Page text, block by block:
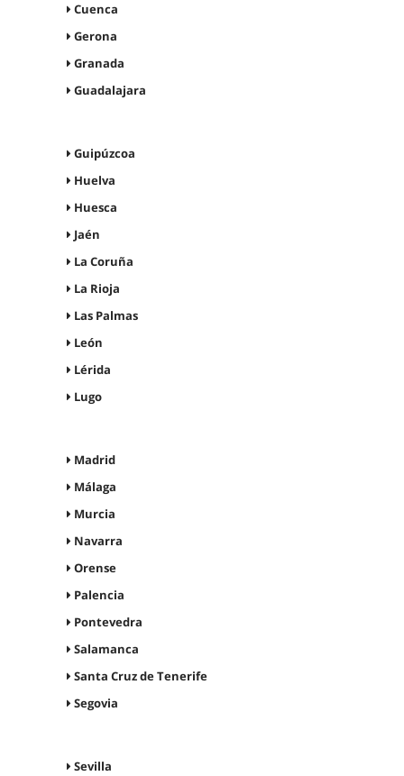
Cuenca
Gerona
Granada
Guadalajara
Guipúzcoa
Huelva
Huesca
Jaén
La Coruña
La Rioja
Las Palmas
León
Lérida
Lugo
Madrid
Málaga
Murcia
Navarra
Orense
Palencia
Pontevedra
Salamanca
Santa Cruz de Tenerife
Segovia
Sevilla